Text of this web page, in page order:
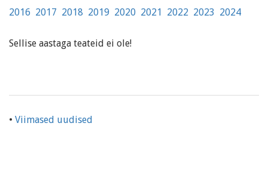
2016 2017 2018 2019 2020 2021 2022 2023 2024
Sellise aastaga teateid ei ole!
• Viimased uudised